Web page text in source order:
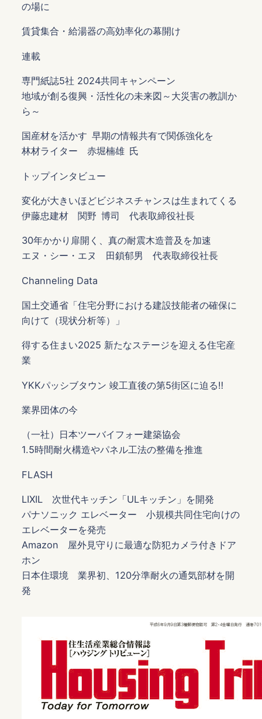
の場に
賃貸集合・給湯器の高効率化の幕開け
連載
専門紙誌5社 2024共同キャンペーン
地域が創る復興・活性化の未来図～大災害の教訓か
ら～
国産材を活かす 早期の情報共有で関係強化を
林材ライター 赤堀楠雄 氏
トップインタビュー
変化が大きいほどビジネスチャンスは生まれてくる
伊藤忠建材 関野 博司 代表取締役社長
30年かかり扉開く、真の耐震木造普及を加速
エヌ・シー・エヌ 田鎖郁男 代表取締役社長
Channeling Data
国土交通省「住宅分野における建設技能者の確保に
向けて（現状分析等）」
得する住まい2025 新たなステージを迎える住宅産
業
YKKパッシブタウン 竣工直後の第5街区に迫る‼
業界団体の今
（一社）日本ツーバイフォー建築協会
1.5時間耐火構造やパネル工法の整備を推進
FLASH
LIXIL 次世代キッチン「ULキッチン」を開発
パナソニック エレベーター 小規模共同住宅向けの
エレベーターを発売
Amazon 屋外見守りに最適な防犯カメラ付きドア
ホン
日本住環境 業界初、120分準耐火の通気部材を開
発